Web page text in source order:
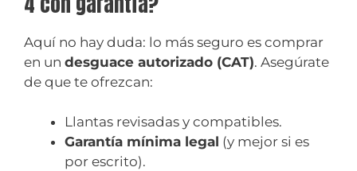
Aquí no hay duda: lo más seguro es comprar
en un desguace autorizado (CAT). Asegúrate
de que te ofrezcan:
Llantas revisadas y compatibles.
Garantía mínima legal (y mejor si es
por escrito).